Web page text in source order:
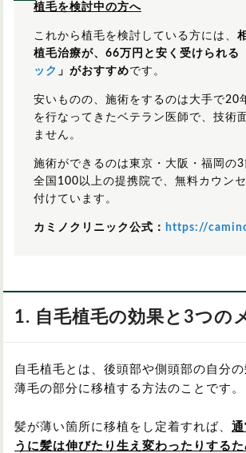
植毛を検討中の方へ
これから植毛を検討している方には、
植毛治療が、66万円と安く受けられる
ック 」がおすすめです。
安いものの、施術をするのは大手で20
を行なってきたベテラン医師で、技術
ません。
施術ができるのは東京・大阪・福岡の3
全国100以上の提携院で、無料カウン
付けています。
カミノクリニック公式： https://
1. 自毛植毛の効果と3つの
自毛植毛とは、後頭部や側頭部の自分の
薄毛の部分に移植する方法のことです。
髪が薄い箇所に移植をし定着すれば、
うに髪は伸びたり生え変わったりする